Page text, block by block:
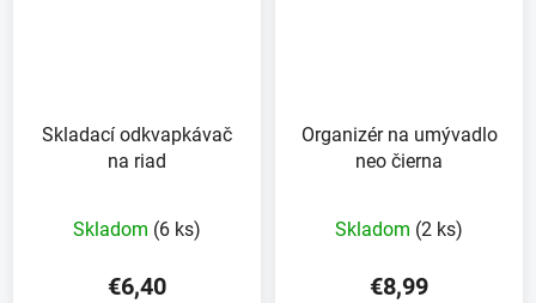
Skladací odkvapkávač
na riad
Skladom (6 ks)
€6,40
Organizér na umývadlo
neo čierna
Skladom (2 ks)
€8,99